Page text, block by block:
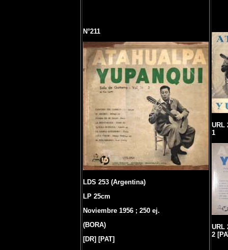
N°211
LDS 253 (Argentina)
LP 25cm
Noviembre 1956 ; 250 ej.
(BORA)
[DR] [PAT]
URL
1
URL
2